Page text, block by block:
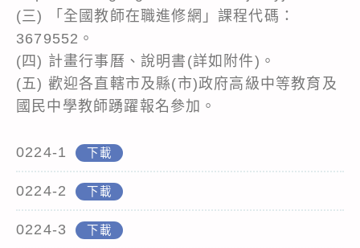
(三) 「全國教師在職進修網」課程代碼：
3679552。
(四) 計畫行事曆、說明書(詳如附件)。
(五) 歡迎各直轄市及縣(市)政府高級中等教育及
國民中學教師踴躍報名參加。
0224-1 下載
0224-2 下載
0224-3 下載